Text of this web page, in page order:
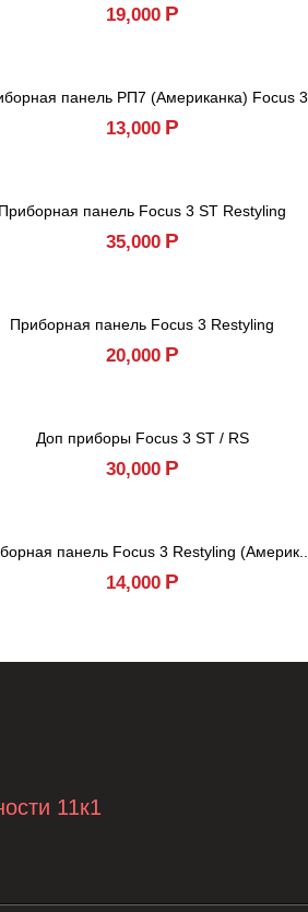
19,000 Р
панель РП7 (Американка) Focus 3
13,000 Р
Приборная панель Focus 3 ST Restyling
35,000 Р
Приборная панель Focus 3 Restyling
20,000 Р
Доп приборы Focus 3 ST / RS
30,000 Р
панель Focus 3 Restyling (Америк...
14,000 Р
11к1